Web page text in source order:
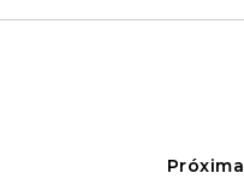
comentários
o papa
Próxima